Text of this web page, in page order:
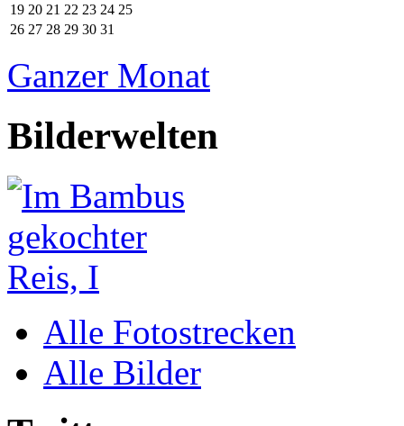
19 20 21 22 23 24 25
26 27 28 29 30 31
Ganzer Monat
Bilderwelten
Alle Fotostrecken
Alle Bilder